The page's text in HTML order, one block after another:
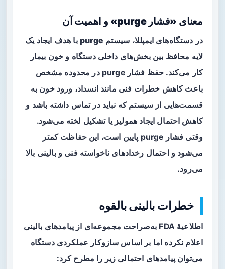
معنای «فشار purge» و اهمیت آن
در دستگاه‌های ایمپللا، سیستم purge
با هدف ایجاد یک
لایه محافظ بین بخش‌های داخلی دستگاه و خون بیمار
کار می‌کند. حفظ فشار purge در محدوده مشخص
باعث کاهش خطرات فنی مانند انسداد، ورود خون به
قسمت‌هایی از سیستم که نباید در تماس داشته باشد و
کاهش احتمال ایجاد همولیز یا تشکیل لخته می‌شود.
وقتی فشار purge پایین است، این حفاظت کمتر
می‌شود و احتمال رخدادهای ناخواسته فنی و بالینی بالا
می‌رود.
خطرات بالینی بالقوه
اطلاعیهٔ FDA به‌صراحت مجموعه‌ای از پیامدهای بالینی
اعلام نکرده اما بر اساس سازوکار عملکردی دستگاه
می‌توان پیامدهای احتمالی زیر را مطرح کرد: